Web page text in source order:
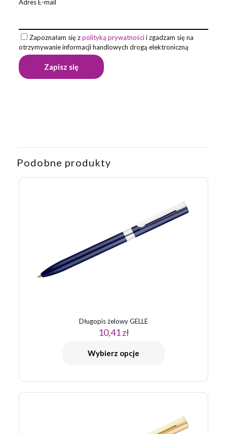
Adres E-mail
Zapoznałam się zpolityką prywatnościi zgadzam się na
otrzymywanie informacji handlowych drogą elektroniczną
PAUL”
Twój adres email nie zostanie opublikowany.
Wymagane pola
3 z 5
gwiazdek
4 z 5
mail*
Podobne produkty
Długopis żelowy GELLE
10,41zł
Wybierz opcje